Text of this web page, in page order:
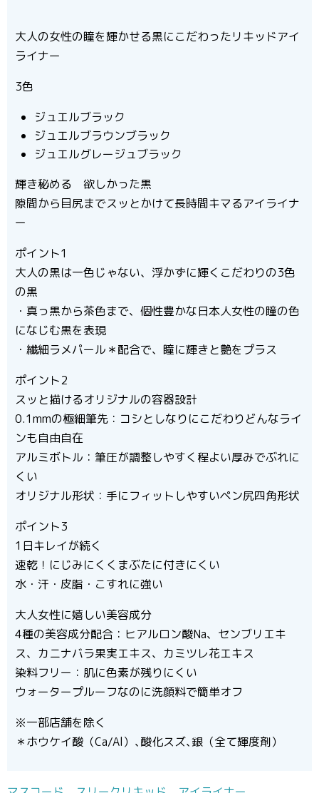
大人の女性の瞳を輝かせる黒にこだわったリキッドアイ
ライナー
3色
ジュエルブラック
ジュエルブラウンブラック
ジュエルグレージュブラック
輝き秘める 欲しかった黒
隙間から目尻までスッとかけて長時間キマるアイライナ
ー
ポイント1
大人の黒は一色じゃない、浮かずに輝くこだわりの3色
の黒
・真っ黒から茶色まで、個性豊かな日本人女性の瞳の色
になじむ黒を表現
・繊細ラメパール＊配合で、瞳に輝きと艶をプラス
ポイント2
スッと描けるオリジナルの容器設計
0.1mmの極細筆先：コシとしなりにこだわりどんなライ
ンも自由自在
アルミボトル：筆圧が調整しやすく程よい厚みでぶれに
くい
オリジナル形状：手にフィットしやすいペン尻四角形状
ポイント3
1日キレイが続く
速乾！にじみにくくまぶたに付きにくい
水・汗・皮脂・こすれに強い
大人女性に嬉しい美容成分
4種の美容成分配合：ヒアルロン酸Na、センブリエキ
ス、カニナバラ果実エキス、カミツレ花エキス
染料フリー：肌に色素が残りにくい
ウォータープルーフなのに洗顔料で簡単オフ
※一部店舗を除く
＊ホウケイ酸（Ca/Al）､酸化スズ､銀（全て輝度剤）